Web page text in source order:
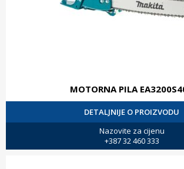
MOTORNA PILA
DETALJNIJE O PROIZVODU
Nazovite za cijenu
+387 32 460 333